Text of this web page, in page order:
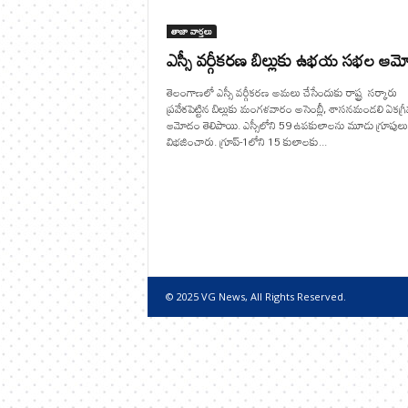
తాజా వార్తలు
ఎస్సీ వర్గీకరణ బిల్లుకు ఉభయ సభల
తెలంగాణలో ఎస్సీ వర్గీకరణ అమలు చేసేందుకు రాష్ట్ర సర్కారు
ప్రవేశపెట్టిన బిల్లుకు మంగళవారం అసెంబ్లీ, శాసనమండలి
ఆమోదం తెలిపాయి. ఎస్సీలోని 59 ఉపకులాలను మూడు
విభజించారు. గ్రూప్-1లోని 15 కులాలకు...
© 2025 VG News, All Rights Reserved.